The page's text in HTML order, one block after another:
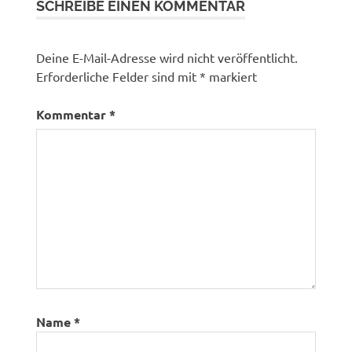
SCHREIBE EINEN KOMMENTAR
Deine E-Mail-Adresse wird nicht veröffentlicht.
Erforderliche Felder sind mit* markiert
Kommentar*
Name*